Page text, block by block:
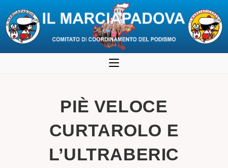
al
PIÈ VELOCE
CURTAROLO E
L’ULTRABERIC